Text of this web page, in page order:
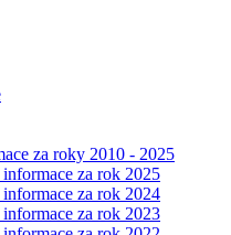
za roky 2010 - 2025
za rok 2025
za rok 2024
za rok 2023